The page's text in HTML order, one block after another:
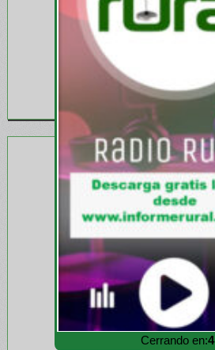
Cerrando en:1